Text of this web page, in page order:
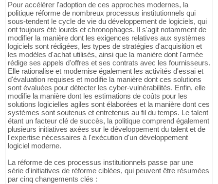
Pour accélérer l'adoption de ces approches modernes, la
politique réforme de nombreux processus institutionnels qui
sous-tendent le cycle de vie du développement de logiciels, qui
ont toujours été lourds et chronophages. Il s'agit notamment de
modifier la manière dont les exigences relatives aux systèmes
logiciels sont rédigées, les types de stratégies d'acquisition et
les modèles d'achat utilisés, ainsi que la manière dont l'armée
rédige ses appels d'offres et ses contrats avec les fournisseurs.
Elle rationalise et modernise également les activités d'essai et
d'évaluation requises et modifie la manière dont ces solutions
sont évaluées pour détecter les cyber-vulnérabilités. Enfin, elle
modifie la manière dont les estimations de coûts pour les
solutions logicielles agiles sont élaborées et la manière dont ces
systèmes sont soutenus et entretenus au fil du temps. Le talent
étant un facteur clé de succès, la politique comprend également
plusieurs initiatives axées sur le développement du talent et de
l'expertise nécessaires à l'exécution d'un développement
logiciel moderne.
La réforme de ces processus institutionnels passe par une
série d'initiatives de réforme ciblées, qui peuvent être résumées
par cinq changements clés :